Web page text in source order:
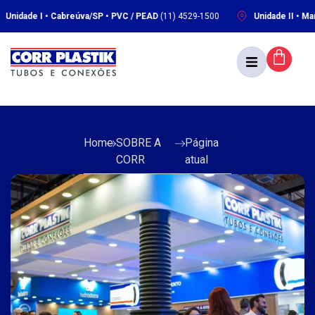
I • Cabreúva/SP • PVC / PEAD (11) 4529-1500 Unidade II •
Home SOBRE A
CORR
Página
atual